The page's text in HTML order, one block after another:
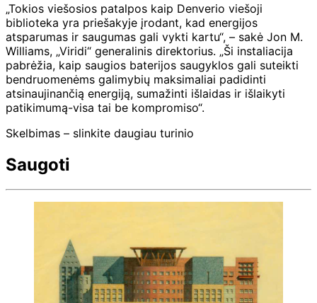
„Tokios viešosios patalpos kaip Denverio viešoji
biblioteka yra priešakyje įrodant, kad energijos
atsparumas ir saugumas gali vykti kartu“, – sakė Jon M.
Williams, „Viridi“ generalinis direktorius. „Ši instaliacija
pabrėžia, kaip saugios baterijos saugyklos gali suteikti
bendruomenėms galimybių maksimaliai padidinti
atsinaujinančią energiją, sumažinti išlaidas ir išlaikyti
patikimumą-visa tai be kompromiso“.
Skelbimas – slinkite daugiau turinio
Saugoti